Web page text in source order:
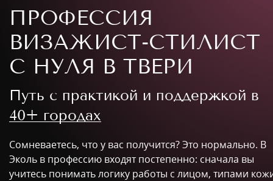
ПРОФЕССИЯ
ВИЗАЖИСТ-СТИЛИСТ
С НУЛЯ В ТВЕРИ
Путь с практикой и поддержкой в
40+ городах
Сомневаетесь, что у вас получится? Это нормально. В
Эколь в профессию входят постепенно: сначала вы
учитесь понимать логику работы с лицом, типами